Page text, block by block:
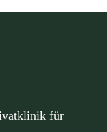
für